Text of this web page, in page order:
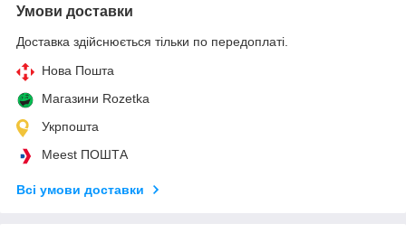
Умови доставки
Доставка здійснюється тільки по передоплаті.
Нова Пошта
Магазини Rozetka
Укрпошта
Meest ПОШТА
Всі умови доставки